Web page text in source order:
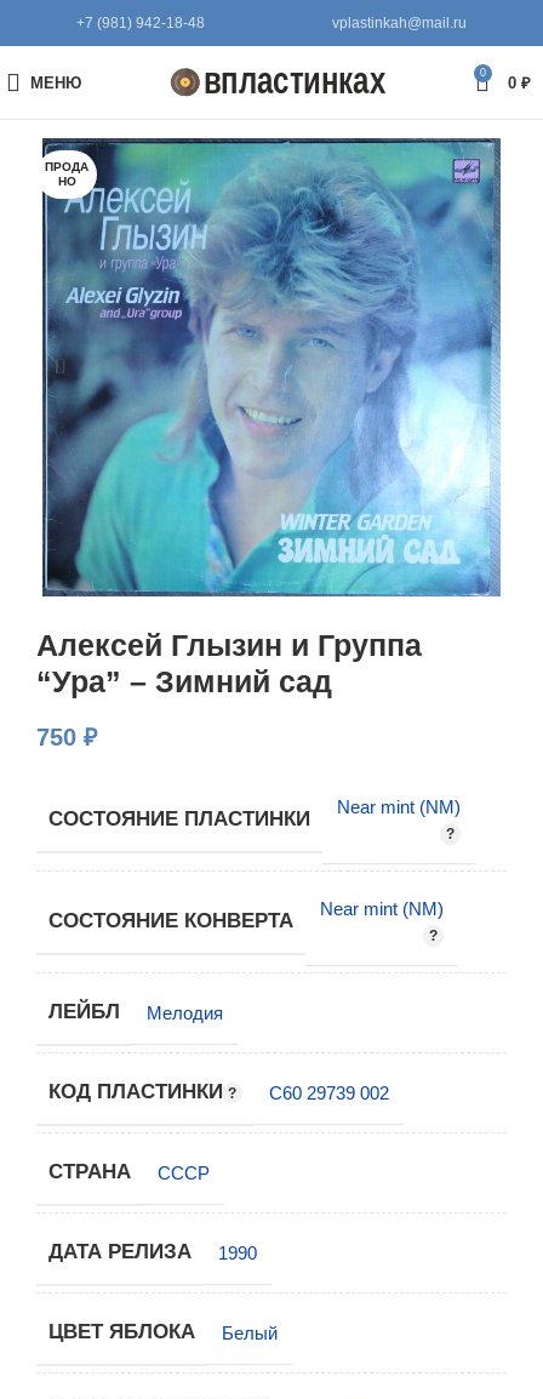
+7 (981) 942-18-48 vplastinkah@mail.ru
МЕНЮ
0
0 ₽
ПРОДА
НО
Алексей Глызин и Группа
“Ура” – Зимний сад
750 ₽
СОСТОЯНИЕ ПЛАСТИНКИ
Near mint (NM)
СОСТОЯНИЕ КОНВЕРТА
Near mint (NM)
ЛЕЙБЛ Мелодия
КОД ПЛАСТИНКИ С60 29739 002
СТРАНА СССР
ДАТА РЕЛИЗА 1990
ЦВЕТ ЯБЛОКА Белый